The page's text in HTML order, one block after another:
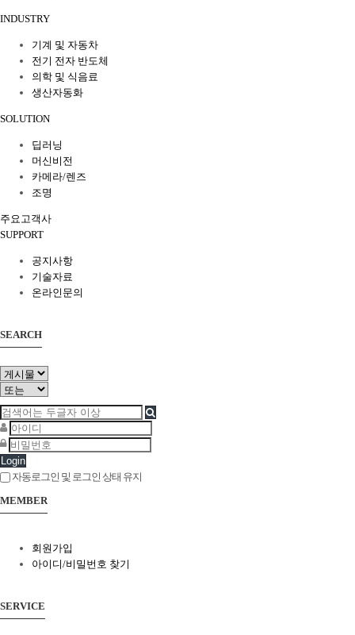
INDUSTRY
기계 및 자동차
전기 전자 반도체
의학 및 식음료
생산자동화
SOLUTION
딥러닝
머신비전
카메라/렌즈
조명
주요고객사
SUPPORT
공지사항
기술자료
온라인문의
SEARCH
Login
자동로그인 및 로그인 상태 유지
MEMBER
회원가입
아이디/비밀번호 찾기
SERVICE